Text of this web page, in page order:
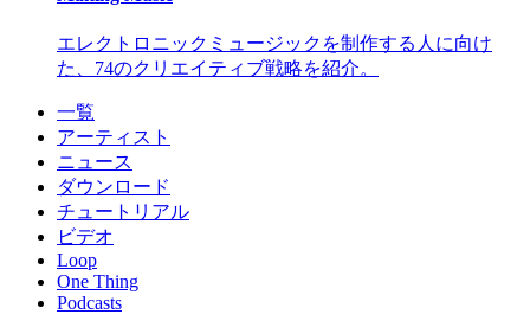
エレクトロニックミュージックを制作する人に向け
た、74のクリエイティブ戦略を紹介。
一覧
アーティスト
ニュース
ダウンロード
チュートリアル
ビデオ
Loop
One Thing
Podcasts